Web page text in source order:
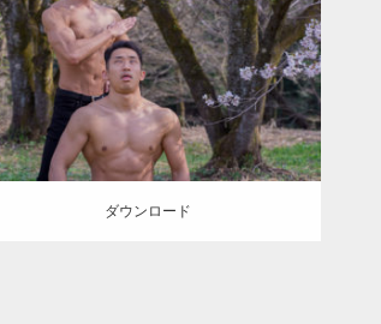
Category:桜とマッチョ kaichan
AKIHITO(細マッチョ)
外資系筋肉 手刀
マッチョ
ダウンロード
ダウンロード